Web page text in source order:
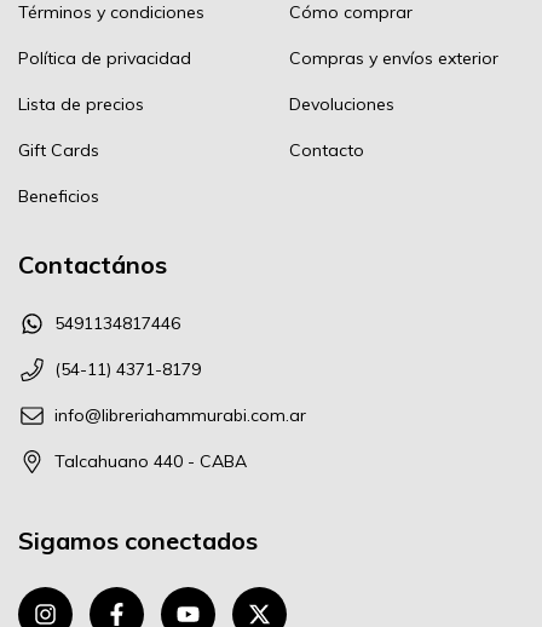
Términos y condiciones
Política de privacidad
Lista de precios
Gift Cards
Beneficios
Cómo comprar
Compras y envíos exterior
Devoluciones
Contacto
Contactános
5491134817446
(54-11) 4371-8179
info@libreriahammurabi.com.ar
Talcahuano 440 - CABA
Sigamos conectados